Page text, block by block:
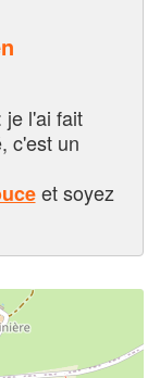
je l'ai fait
c'est un
et soyez